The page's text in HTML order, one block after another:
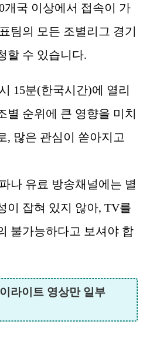
개국 이상에서 접속이 가
팀의 모든 조별리그 경기
할 수 있습니다.
15분(한국시간)에 열리
별 순위에 큰 영향을 미치
, 많은 관심이 쏟아지고
나 유료 방송채널에는 별
이 잡혀 있지 않아, TV를
불가능하다고 보셔야 합
라이트 영상만 일부